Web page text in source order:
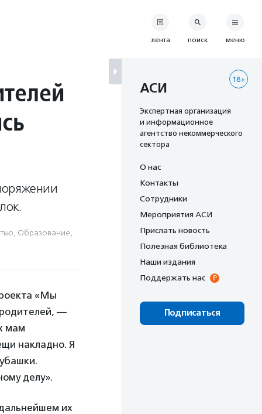
, Образование,
«Мы
родителей, —
мам
накладно. Я
делу».
их
лента поиск меню
18+
АСИ
Экспертная организация
и информационное
агентство некоммерческого
сектора
О нас
Контакты
Сотрудники
Мероприятия АСИ
Прислать новость
Полезная библиотека
Наши издания
Поддержать нас
Подписаться